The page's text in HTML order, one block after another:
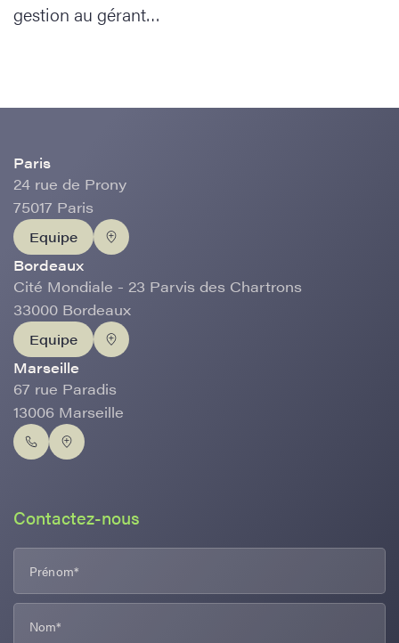
gestion au gérant…
Paris
24 rue de Prony
75017 Paris
Equipe
Bordeaux
Cité Mondiale - 23 Parvis des Chartrons
33000 Bordeaux
Equipe
Marseille
67 rue Paradis
13006 Marseille
Contactez-nous